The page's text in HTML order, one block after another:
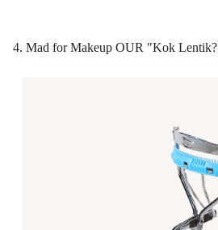
4. Mad for Makeup OUR "Kok